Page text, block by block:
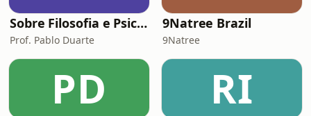
Sobre Filosofia e Psicanálise
Prof. Pablo Duarte
9Natree Brazil
9Natree
PD RI